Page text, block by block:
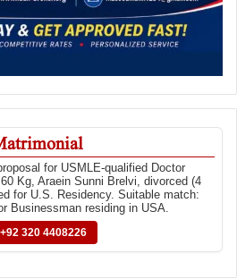
for USMLE-qualified Doctor
Kg, Araein Sunni Brelvi, divorced (4
for U.S. Residency. Suitable match:
Businessman residing in USA.
+92 320 4408226